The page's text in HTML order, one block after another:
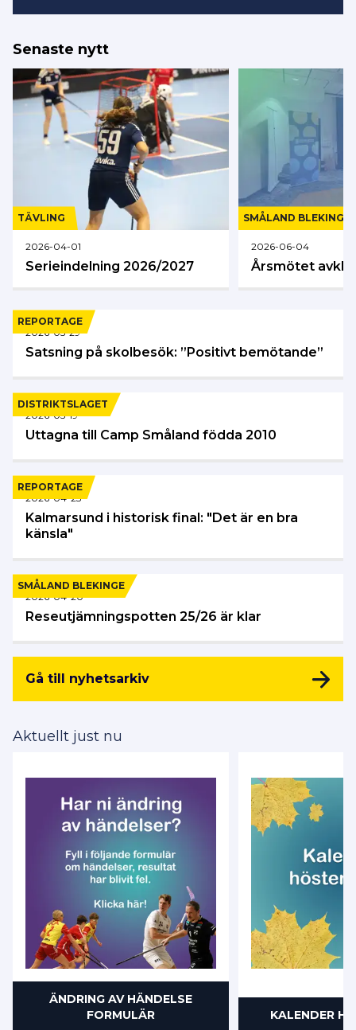
Senaste nytt
TÄVLING
2026-04-01
Serieindelning 2026/2027
SMÅLAND BLEKINGE
2026-06-04
Årsmötet
REPORTAGE
2026-05-29
Satsning på skolbesök: ”Positivt bemötande”
DISTRIKTSLAGET
2026-05-19
Uttagna till Camp Småland födda 2010
REPORTAGE
2026-04-23
Kalmarsund i historisk final: "Det är en bra
känsla"
SMÅLAND BLEKINGE
2026-04-20
Reseutjämningspotten 25/26 är klar
Gå till nyhetsarkiv
Aktuellt just nu
ÄNDRING AV HÄNDELSE
FORMULÄR
KALENDER